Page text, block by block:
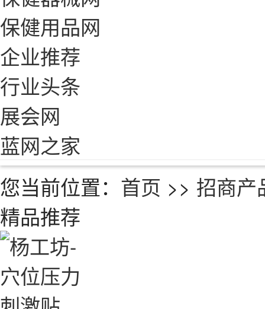
保健用品网
企业推荐
行业头条
展会网
蓝网之家
您当前位置： 首页 >> 招商产
精品推荐